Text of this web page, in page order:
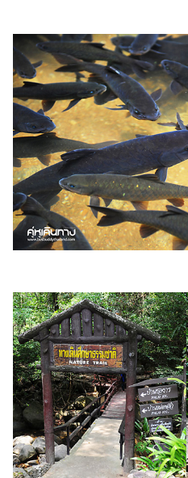
อาหาร
ง่ายๆ
ช้อป
ปิ้ง
รถยนต์
บ้าน
และ
การ
ตกแต่ง
ราคา
ทอง
ราคา
น้ำมัน
วา
ไร
ตี้